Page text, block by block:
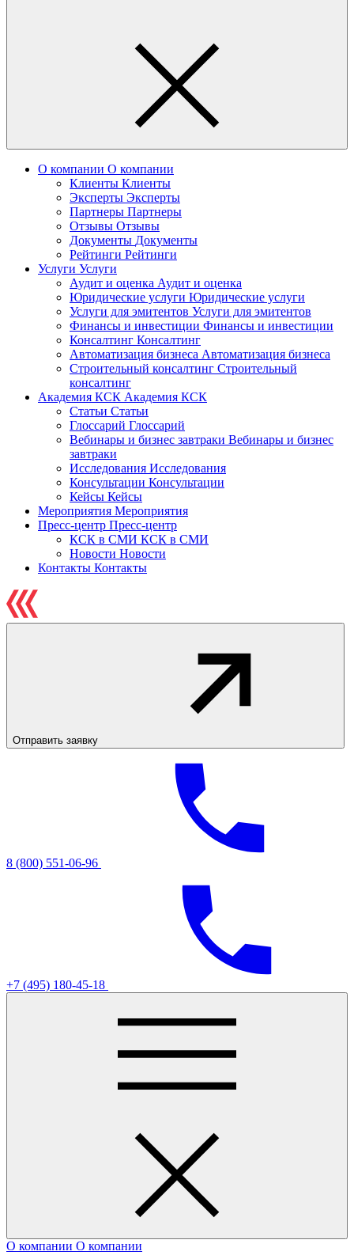
О компании О компании
Клиенты Клиенты
Эксперты Эксперты
Партнеры Партнеры
Отзывы Отзывы
Документы Документы
Рейтинги Рейтинги
Услуги Услуги
Аудит и оценка Аудит и оценка
Юридические услуги Юридические услуги
Услуги для эмитентов Услуги для эмитентов
Финансы и инвестиции Финансы и инвестиции
Консалтинг Консалтинг
Автоматизация бизнеса Автоматизация бизнеса
Строительный консалтинг Строительный
консалтинг
Академия КСК Академия КСК
Статьи Статьи
Глоссарий Глоссарий
Вебинары и бизнес завтраки Вебинары и бизнес
завтраки
Исследования Исследования
Консультации Консультации
Кейсы Кейсы
Мероприятия Мероприятия
Пресс-центр Пресс-центр
КСК в СМИ КСК в СМИ
Новости Новости
Контакты Контакты
Отправить заявку
8 (800) 551-06-96
+7 (495) 180-45-18
О компании О компании